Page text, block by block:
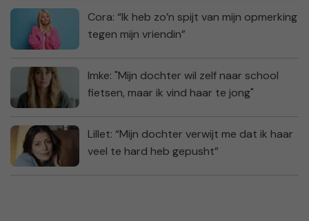
Cora: “Ik heb zo’n spijt van mijn opmerking
tegen mijn vriendin”
Imke: "Mijn dochter wil zelf naar school
fietsen, maar ik vind haar te jong"
Lillet: “Mijn dochter verwijt me dat ik haar
veel te hard heb gepusht”